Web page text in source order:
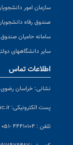
سازمان امور
صندوق رفاه
سامانه حامیان
سایر دانشگاههای
اطلاعات تماس
نشانی: خراسان رضوی
پست الکترونیکی:
تلفن : ۴۴۴۱۰۱۰۴ -۰۵۱